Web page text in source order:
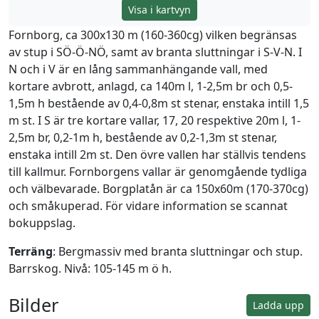
Visa i kartvyn
Fornborg, ca 300x130 m (160-360cg) vilken begränsas
av stup i SÖ-Ö-NÖ, samt av branta sluttningar i S-V-N. I
N och i V är en lång sammanhängande vall, med
kortare avbrott, anlagd, ca 140m l, 1-2,5m br och 0,5-
1,5m h bestående av 0,4-0,8m st stenar, enstaka intill 1,5
m st. I S är tre kortare vallar, 17, 20 respektive 20m l, 1-
2,5m br, 0,2-1m h, bestående av 0,2-1,3m st stenar,
enstaka intill 2m st. Den övre vallen har ställvis tendens
till kallmur. Fornborgens vallar är genomgående tydliga
och välbevarade. Borgplatån är ca 150x60m (170-370cg)
och småkuperad. För vidare information se scannat
bokuppslag.
Terräng: Bergmassiv med branta sluttningar och stup.
Barrskog. Nivå: 105-145 m ö h.
Ladda upp
Bilder